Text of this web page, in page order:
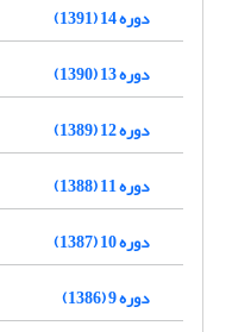
دوره 14 (1391)
دوره 13 (1390)
دوره 12 (1389)
دوره 11 (1388)
دوره 10 (1387)
دوره 9 (1386)